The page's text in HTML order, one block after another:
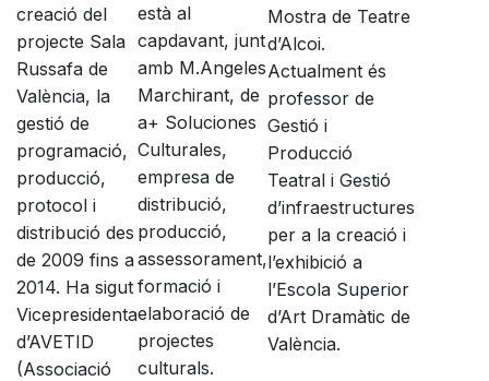
creació del
projecte Sala
Russafa de
València, la
gestió de
programació,
producció,
protocol i
distribució des
de 2009 fins a
2014. Ha sigut
Vicepresidenta
d’AVETID
(Associació
està al
capdavant, junt
amb M.Angeles
Marchirant, de
a+ Soluciones
Culturales,
empresa de
distribució,
producció,
assessorament,
formació i
elaboració de
projectes
culturals.
Mostra de Teatre
d’Alcoi.
Actualment és
professor de
Gestió i
Producció
Teatral i Gestió
d’infraestructures
per a la creació i
l’exhibició a
l’Escola Superior
d’Art Dramàtic de
València.